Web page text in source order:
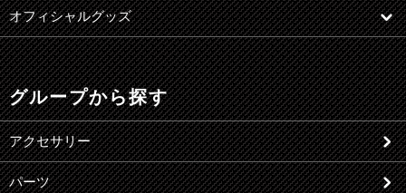
オフィシャルグッズ
グループから探す
アクセサリー
パーツ